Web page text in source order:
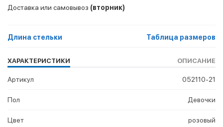
Доставка или самовывоз (вторник)
Длина стельки Таблица размеров
ХАРАКТЕРИСТИКИ ОПИСАНИЕ
Артикул 052110-21
Пол Девочки
Цвет розовый